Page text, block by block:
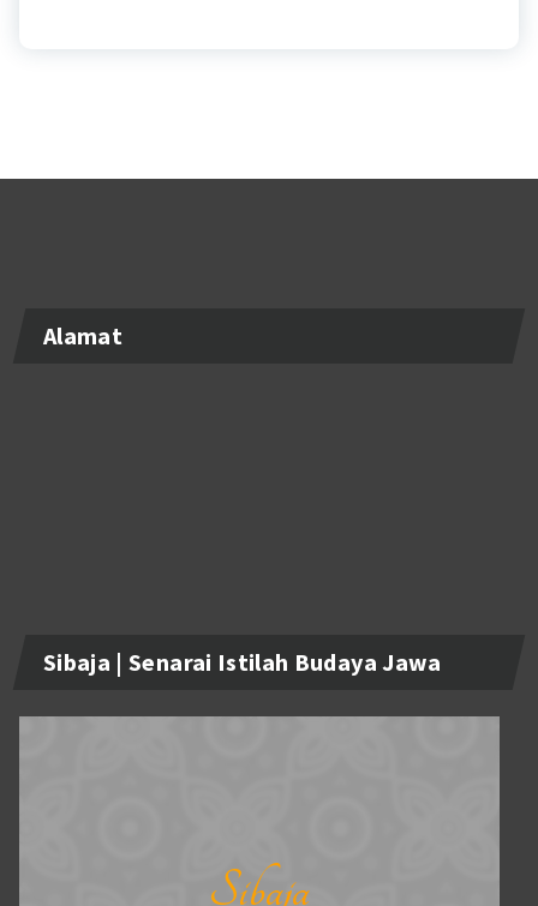
Alamat
Sibaja | Senarai Istilah Budaya Jawa